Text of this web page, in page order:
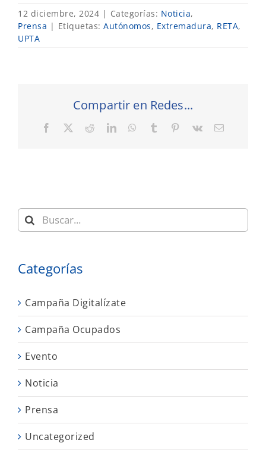
12 diciembre, 2024 | Categorías: Noticia,
Prensa | Etiquetas: Autónomos, Extremadura, RETA,
UPTA
Compartir en Redes...
Facebook RedditLinkedInWhatsApp
Tumblr Pinterest
Vk
Correo
Buscar:
Categorías
Campaña Digitalízate
Campaña Ocupados
Evento
Noticia
Prensa
Uncategorized